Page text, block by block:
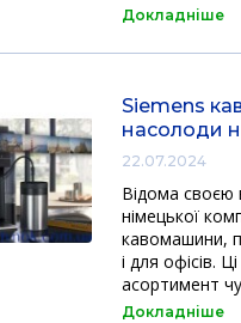
Докладніше
Siemens
насолоди
22.07.2024
Відома своєю
німецької
кавомашини,
і для офісів.
асортимент
Докладніше